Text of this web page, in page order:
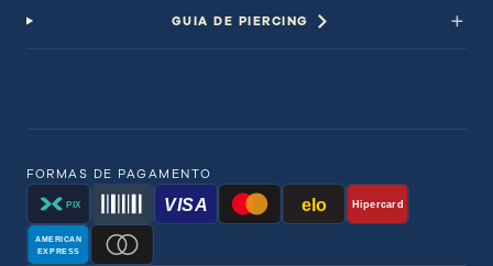
GUIA DE PIERCING
FORMAS DE PAGAMENTO
PIX VISA elo Hipercard
AMERICAN
EXPRESS